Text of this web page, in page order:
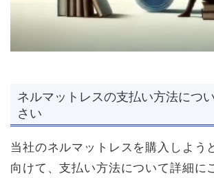
ネルマットレスの支払い方法につ
さい
当社のネルマットレスを購入しよう
向けて、支払い方法について詳細に